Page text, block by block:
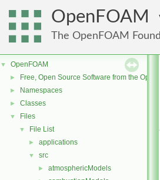
OpenFOAM
The OpenFOAM
▼ OpenFOAM
► Free, Open Source Software from the
► Namespaces
► Classes
▼ Files
▼ File List
► applications
▼ src
► atmosphericModels